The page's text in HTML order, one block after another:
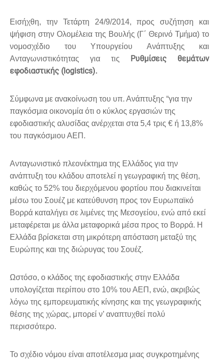
Εισήχθη, την Τετάρτη 24/9/2014, προς συζήτηση και
ψήφιση στην Ολομέλεια της Βουλής (Γ΄ Θερινό Τμήμα) το
νομοσχέδιο του Υπουργείου Ανάπτυξης και
Ανταγωνιστικότητας για τις Ρυθμίσεις θεμάτων
εφοδιαστικής (logistics).
Σύμφωνα με ανακοίνωση του υπ. Ανάπτυξης “για την
παγκόσμια οικονομία ότι ο κύκλος εργασιών της
εφοδιαστικής αλυσίδας ανέρχεται στα 5,4 τρις € ή 13,8%
του παγκόσμιου ΑΕΠ.
Ανταγωνιστικό πλεονέκτημα της Ελλάδος για την
ανάπτυξη του κλάδου αποτελεί η γεωγραφική της θέση,
καθώς το 52% του διερχόμενου φορτίου που διακινείται
μέσω του Σουέζ με κατεύθυνση προς τον Ευρωπαϊκό
Βορρά καταλήγει σε λιμένες της Μεσογείου, ενώ από εκεί
μεταφέρεται με άλλα μεταφορικά μέσα προς το Βορρά. Η
Ελλάδα βρίσκεται στη μικρότερη απόσταση μεταξύ της
Ευρώπης και της διώρυγας του Σουέζ.
Ωστόσο, ο κλάδος της εφοδιαστικής στην Ελλάδα
υπολογίζεται περίπου στο 10% του ΑΕΠ, ενώ, ακριβώς
λόγω της εμπορευματικής κίνησης και της γεωγραφικής
θέσης της χώρας, μπορεί ν’ αναπτυχθεί πολύ
περισσότερο.
Το σχέδιο νόμου είναι αποτέλεσμα μιας συγκροτημένης